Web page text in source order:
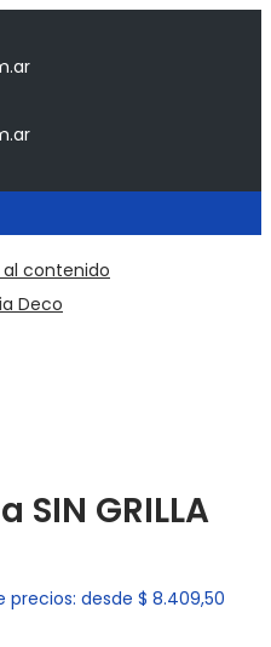
al contenido
SIN GRILLA
precios: desde $ 8.409,50